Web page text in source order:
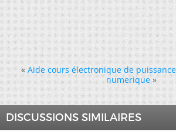
« Aide cours électronique de puissance
numerique »
DISCUSSIONS SIMILAIRES